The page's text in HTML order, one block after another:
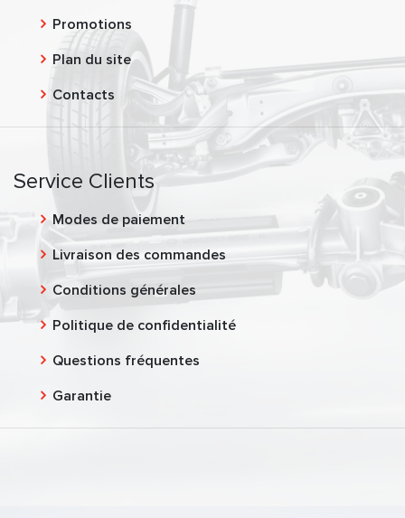
Promotions
Plan du site
Contacts
Service Clients
Modes de paiement
Livraison des commandes
Conditions générales
Politique de confidentialité
Questions fréquentes
Garantie